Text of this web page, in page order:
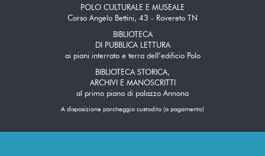
POLO CULTURALE E MUSEALE
Corso Angelo Bettini, 43 - Rovereto TN
BIBLIOTECA
DI PUBBLICA LETTURA
ai piani interrato e terra dell’edificio Polo
BIBLIOTECA STORICA,
ARCHIVI E MANOSCRITTI
al primo piano di palazzo Annona
A disposizione parcheggio custodito (a pagamento)